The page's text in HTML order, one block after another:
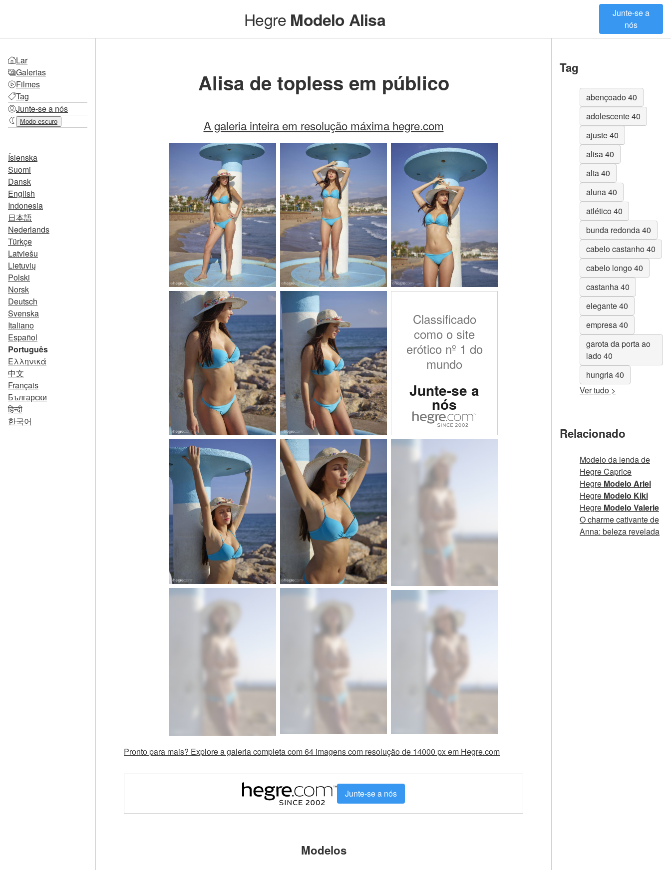
Hegre Modelo Alisa
Junte-se a
nós
Lar
Galerias
Filmes
Tag
Junte-se a nós
Modo escuro
Íslenska
Suomi
Dansk
English
Indonesia
日本語
Nederlands
Türkçe
Latviešu
Lietuvių
Polski
Norsk
Deutsch
Svenska
Italiano
Español
Português
Ελληνικά
中文
Français
Български
हिन्दी
한국어
Alisa de topless em público
A galeria inteira em resolução máxima hegre.com
Classificado
como o site
erótico nº 1 do
mundo
Junte-se a
nós
Pronto para mais? Explore a galeria completa com 64 imagens com resolução de 14000 px em Hegre.com
Junte-se a nós
Modelos
Tag
abençoado 40
adolescente 40
ajuste 40
alisa 40
alta 40
aluna 40
atlético 40
bunda redonda 40
cabelo castanho 40
cabelo longo 40
castanha 40
elegante 40
empresa 40
garota da porta ao
lado 40
hungria 40
Ver tudo >
Relacionado
Modelo da lenda de
Hegre Caprice
Hegre Modelo Ariel
Hegre Modelo Kiki
Hegre Modelo Valerie
O charme cativante de
Anna: beleza revelada